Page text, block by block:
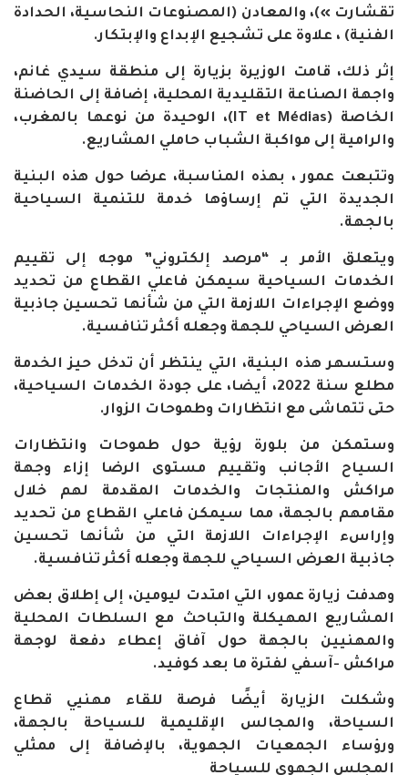
تقشارت »)، والمعادن (المصنوعات النحاسية، الحدادة
الفنية) ، علاوة على تشجيع الإبداع والإبتكار.
إثر ذلك، قامت الوزيرة بزيارة إلى منطقة سيدي غانم،
واجهة الصناعة التقليدية المحلية، إضافة إلى الحاضنة
الخاصة (IT et Médias)، الوحيدة من نوعها بالمغرب،
والرامية إلى مواكبة الشباب حاملي المشاريع.
وتتبعت عمور ، بهذه المناسبة، عرضا حول هذه البنية
الجديدة التي تم إرساؤها خدمة للتنمية السياحية
بالجهة.
ويتعلق الأمر بـ “مرصد إلكتروني” موجه إلى تقييم
الخدمات السياحية سيمكن فاعلي القطاع من تحديد
ووضع الإجراءات اللازمة التي من شأنها تحسين جاذبية
العرض السياحي للجهة وجعله أكثر تنافسية.
وستسهر هذه البنية، التي ينتظر أن تدخل حيز الخدمة
مطلع سنة 2022، أيضا، على جودة الخدمات السياحية،
حتى تتماشى مع انتظارات وطموحات الزوار.
وستمكن من بلورة رؤية حول طموحات وانتظارات
السياح الأجانب وتقييم مستوى الرضا إزاء وجهة
مراكش والمنتجات والخدمات المقدمة لهم خلال
مقامهم بالجهة، مما سيمكن فاعلي القطاع من تحديد
وإراسء الإجراءات اللازمة التي من شأنها تحسين
جاذبية العرض السياحي للجهة وجعله أكثر تنافسية.
وهدفت زيارة عمور، التي امتدت ليومين، إلى إطلاق بعض
المشاريع المهيكلة والتباحث مع السلطات المحلية
والمهنيين بالجهة حول آفاق إعطاء دفعة لوجهة
مراكش -آسفي لفترة ما بعد كوفيد.
وشكلت الزيارة أيضًا فرصة للقاء مهنيي قطاع
السياحة، والمجالس الإقليمية للسياحة بالجهة،
ورؤساء الجمعيات الجهوية، بالإضافة إلى ممثلي
المجلس الجهوي للسياحة